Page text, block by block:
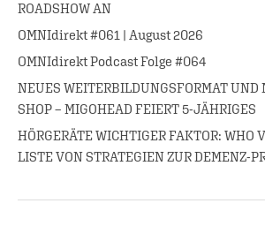
ROADSHOW AN
OMNIdirekt #061 | August 2026
OMNIdirekt Podcast Folge #064
NEUES WEITERBILDUNGSFORMAT
SHOP – MIGOHEAD FEIERT 5-JÄHRIGES
HÖRGERÄTE WICHTIGER FAKTOR: WHO
LISTE VON STRATEGIEN ZUR DEMENZ-